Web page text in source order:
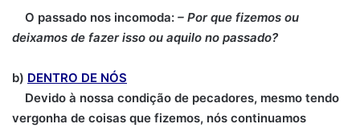
O passado nos incomoda: – Por que fizemos ou
deixamos de fazer isso ou aquilo no passado?
b) DENTRO DE NÓS
Devido à nossa condição de pecadores, mesmo tendo
vergonha de coisas que fizemos, nós continuamos